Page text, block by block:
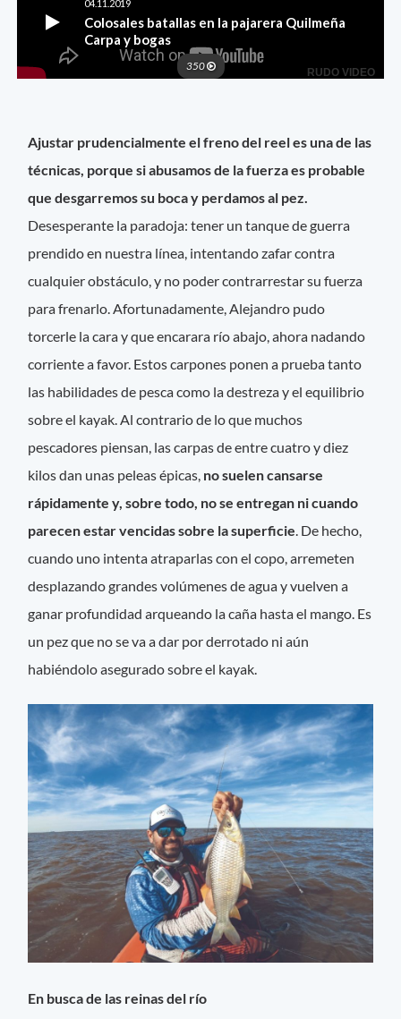
Ajustar prudencialmente el freno del reel es una de las
técnicas, porque si abusamos de la fuerza es probable
que desgarremos su boca y perdamos al pez.
Desesperante la paradoja: tener un tanque de guerra
prendido en nuestra línea, intentando zafar contra
cualquier obstáculo, y no poder contrarrestar su fuerza
para frenarlo. Afortunadamente, Alejandro pudo
torcerle la cara y que encarara río abajo, ahora nadando
corriente a favor. Estos carpones ponen a prueba tanto
las habilidades de pesca como la destreza y el equilibrio
sobre el kayak. Al contrario de lo que muchos
pescadores piensan, las carpas de entre cuatro y diez
kilos dan unas peleas épicas, no suelen cansarse
rápidamente y, sobre todo, no se entregan ni cuando
parecen estar vencidas sobre la superficie . De hecho,
cuando uno intenta atraparlas con el copo, arremeten
desplazando grandes volúmenes de agua y vuelven a
ganar profundidad arqueando la caña hasta el mango. Es
un pez que no se va a dar por derrotado ni aún
habiéndolo asegurado sobre el kayak.
En busca de las reinas del río